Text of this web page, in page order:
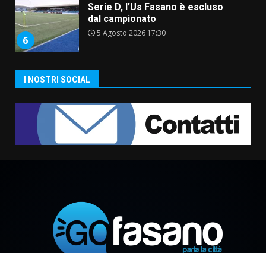
6
Serie D, l’Us Fasano è escluso
dal campionato
5 Agosto 2026 17:30
Truffatori in azione nelle
5 Agosto 2026 11:03
Carta d’identità: continua il piano
di aperture straordinarie del
Comune di Fasano
I NOSTRI SOCIAL